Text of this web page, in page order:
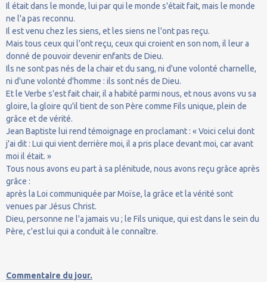
Il était dans le monde, lui par qui le monde s'était fait, mais le monde
ne l'a pas reconnu.
Il est venu chez les siens, et les siens ne l'ont pas reçu.
Mais tous ceux qui l'ont reçu, ceux qui croient en son nom, il leur a
donné de pouvoir devenir enfants de Dieu.
Ils ne sont pas nés de la chair et du sang, ni d'une volonté charnelle,
ni d'une volonté d'homme : ils sont nés de Dieu.
Et le Verbe s'est fait chair, il a habité parmi nous, et nous avons vu sa
gloire, la gloire qu'il tient de son Père comme Fils unique, plein de
grâce et de vérité.
Jean Baptiste lui rend témoignage en proclamant : « Voici celui dont
j'ai dit : Lui qui vient derrière moi, il a pris place devant moi, car avant
moi il était. »
Tous nous avons eu part à sa plénitude, nous avons reçu grâce après
grâce :
après la Loi communiquée par Moïse, la grâce et la vérité sont
venues par Jésus Christ.
Dieu, personne ne l'a jamais vu ; le Fils unique, qui est dans le sein du
Père, c'est lui qui a conduit à le connaître.
Commentaire du jour.